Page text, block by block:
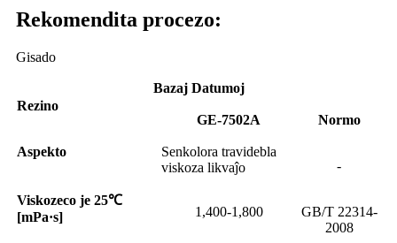
Rekomendita procezo:
Gisado
Bazaj Datumoj
Rezino
GE-7502A
Normo
Aspekto
Senkolora travidebla
viskoza likvaĵo
-
Viskozeco je 25℃
[mPa·s]
1,400-1,800
GB/T 22314-
2008